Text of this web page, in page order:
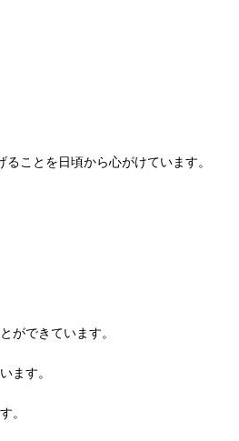
ことを日頃から心がけています。
ができています。
ます。
。